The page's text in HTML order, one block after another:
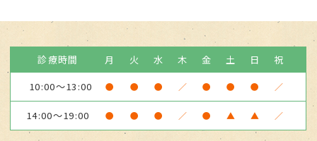
診療時間 月 火 水 木 金 土 日
祝
10:00～13:00
● ● ● ／ ● ● ● ／
14:00～19:00 ● ● ● ／ ● ▲ ▲ ／